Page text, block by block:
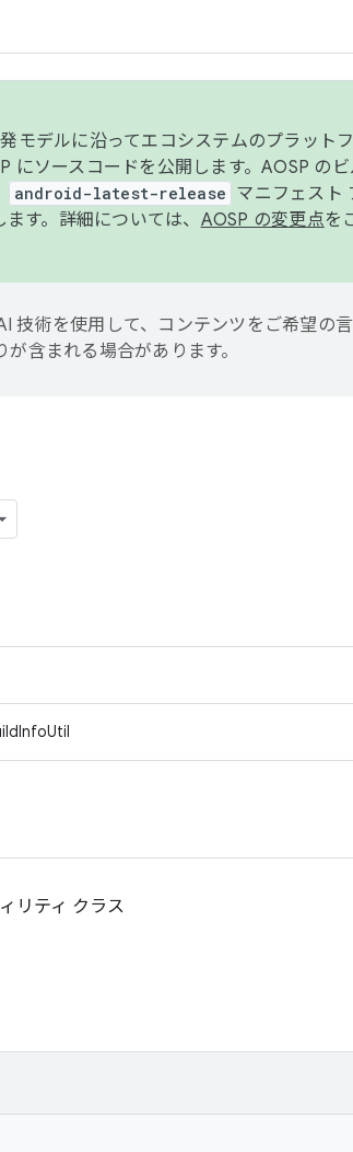
モデルに沿ってエコシステムのプラット
にソースコードを公開します。AOSP のビ
android-latest-release マニフェスト
す。詳細については、 AOSP の変更点を
技術を使用して、コンテンツをご希望の
含まれる場合があります。
リティ クラス